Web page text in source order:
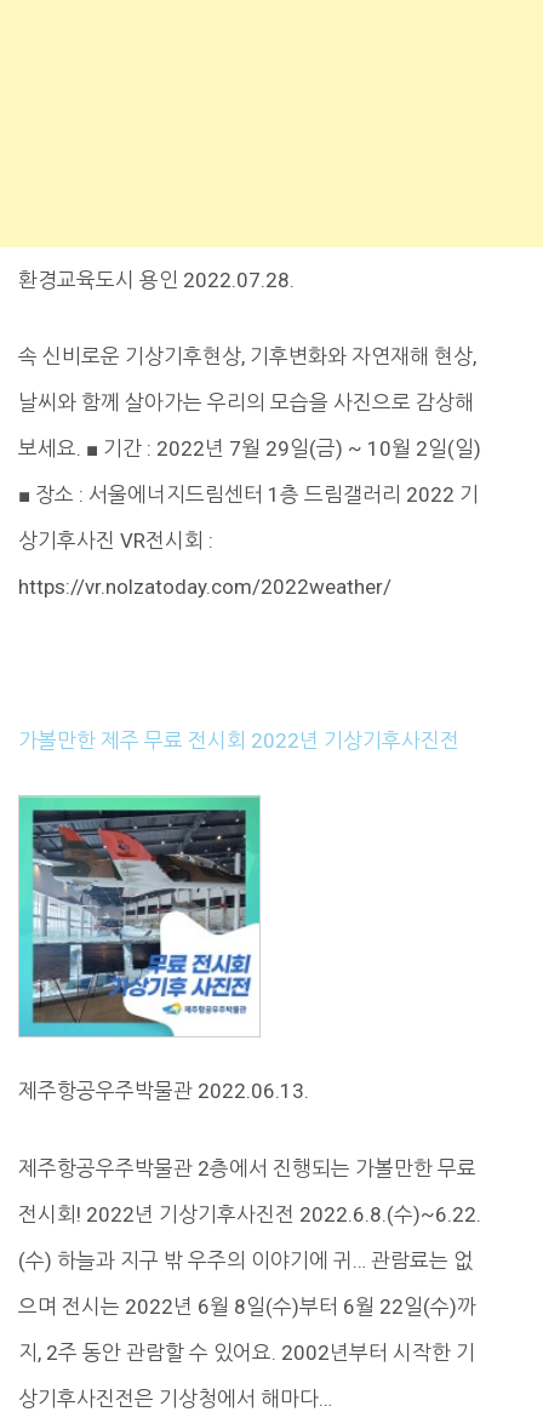
환경교육도시 용인 2022.07.28.
속 신비로운 기상기후현상, 기후변화와 자연재해 현상,
날씨와 함께 살아가는 우리의 모습을 사진으로 감상해
보세요. ■ 기간 : 2022년 7월 29일(금) ~ 10월 2일(일)
■ 장소 : 서울에너지드림센터 1층 드림갤러리 2022 기
상기후사진 VR전시회 :
https://vr.nolzatoday.com/2022weather/
가볼만한 제주 무료 전시회 2022년 기상기후사진전
제주항공우주박물관 2022.06.13.
제주항공우주박물관 2층에서 진행되는 가볼만한 무료
전시회! 2022년 기상기후사진전 2022.6.8.(수)~6.22.
(수) 하늘과 지구 밖 우주의 이야기에 귀… 관람료는 없
으며 전시는 2022년 6월 8일(수)부터 6월 22일(수)까
지, 2주 동안 관람할 수 있어요. 2002년부터 시작한 기
상기후사진전은 기상청에서 해마다…